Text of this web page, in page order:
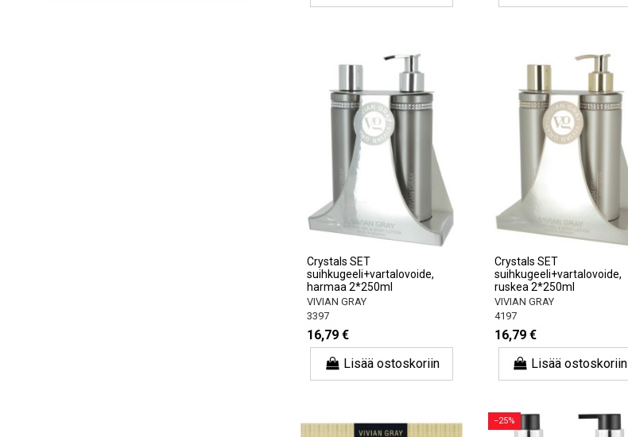
Crystals SET
suihkugeeli+vartalovoide,
harmaa 2*250ml
VIVIAN GRAY
3397
16,79 €
Lisää ostoskoriin
Crystals SET
suihkugeeli+vartalovoide,
ruskea 2*250ml
VIVIAN GRAY
4197
16,79 €
Lisää ostoskoriin
−25%